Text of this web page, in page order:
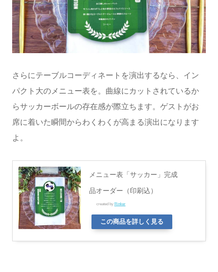
さらにテーブルコーディネートを演出するなら、イン
パクト大のメニュー表を。曲線にカットされているか
らサッカーボールの存在感が際立ちます。ゲストがお
席に着いた瞬間からわくわくが高まる演出になります
よ。
メニュー表「サッカー」完成
品オーダー（印刷込）
created by Rinker
この商品を詳しく見る